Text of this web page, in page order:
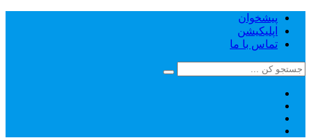
پیشخوان
اپلیکیشن
تماس با ما